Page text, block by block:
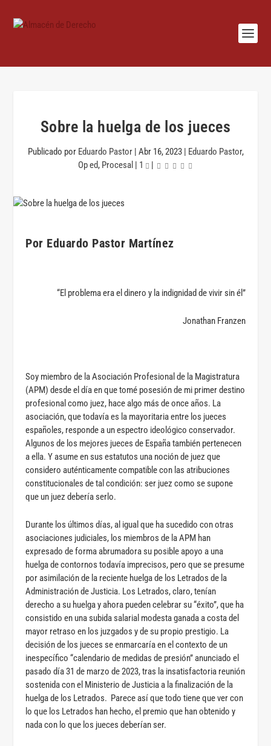
Sobre la huelga de los jueces
Publicado por Eduardo Pastor| Abr 16, 2023| Eduardo Pastor,
Op ed, Procesal | 1 |
Por Eduardo Pastor Martínez
“El problema era el dinero y la indignidad de vivir sin él”
Jonathan Franzen
Soy miembro de la Asociación Profesional de la Magistratura
(APM) desde el día en que tomé posesión de mi primer destino
profesional como juez, hace algo más de once años. La
asociación, que todavía es la mayoritaria entre los jueces
españoles, responde a un espectro ideológico conservador.
Algunos de los mejores jueces de España también pertenecen
a ella. Y asume en sus estatutos una noción de juez que
considero auténticamente compatible con las atribuciones
constitucionales de tal condición: ser juez como se supone
que un juez debería serlo.
Durante los últimos días, al igual que ha sucedido con otras
asociaciones judiciales, los miembros de la APM han
expresado de forma abrumadora su posible apoyo a una
huelga de contornos todavía imprecisos, pero que se presume
por asimilación de la reciente huelga de los Letrados de la
Administración de Justicia. Los Letrados, claro, tenían
derecho a su huelga y ahora pueden celebrar su “éxito”, que ha
consistido en una subida salarial modesta ganada a costa del
mayor retraso en los juzgados y de su propio prestigio. La
decisión de los jueces se enmarcaría en el contexto de un
inespecífico “calendario de medidas de presión” anunciado el
pasado día 31 de marzo de 2023, tras la insatisfactoria reunión
sostenida con el Ministerio de Justicia a la finalización de la
huelga de los Letrados. Parece así que todo tiene que ver con
lo que los Letrados han hecho, el premio que han obtenido y
nada con lo que los jueces deberían ser.